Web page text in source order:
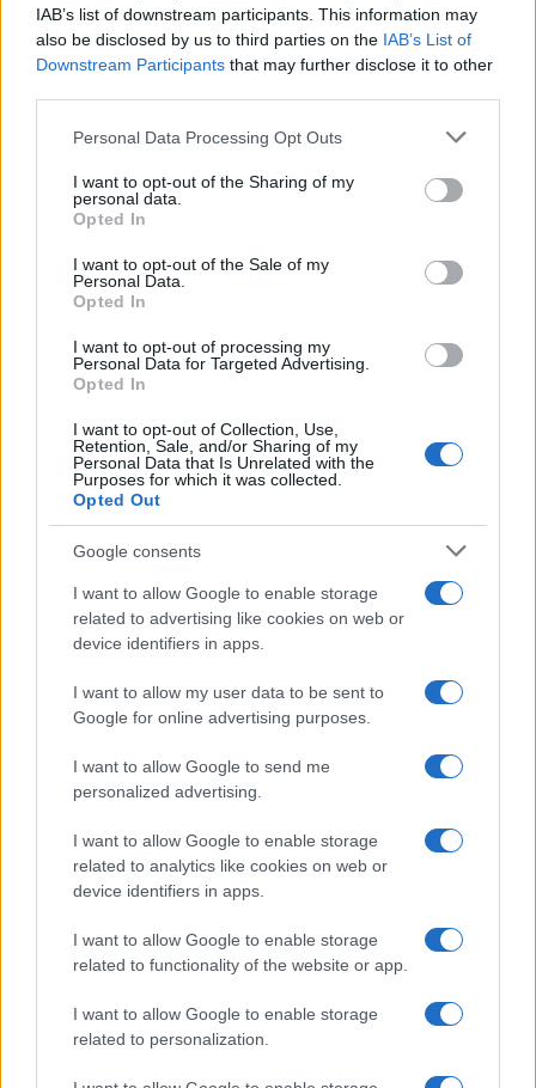
IAB’s list of downstream participants. This information may
also be disclosed by us to third parties on the IAB’s List of
Downstream Participants that may further disclose it to other
Please note that this website/app uses one or more Google
not limited to your visit or usage behaviour. You may click to
grant or deny consent to Google and its third-party tags to
use your data for below specified purposes in below Google
consent section.
Personal Data Processing Opt Outs
I want to opt-out of the Sharing of my
personal data.
Opted In
I want to opt-out of the Sale of my
Personal Data.
Opted In
I want to opt-out of processing my
Personal Data for Targeted Advertising.
Opted In
I want to opt-out of Collection, Use,
Retention, Sale, and/or Sharing of my
Personal Data that Is Unrelated with the
Purposes for which it was collected.
Opted Out
Google consents
I want to allow Google to enable storage
related to advertising like cookies on web or
device identifiers in apps.
I want to allow my user data to be sent to
Google for online advertising purposes.
I want to allow Google to send me
personalized advertising.
I want to allow Google to enable storage
related to analytics like cookies on web or
device identifiers in apps.
I want to allow Google to enable storage
related to functionality of the website or app.
I want to allow Google to enable storage
related to personalization.
Kultúra
Kihívások labirintusában
Országos hírek
évre elegendő erőforrásait
HÍRLEVÉL
E-mail cím
Feliratkozom a hírlevélre és elfogadom az
adatvédelmi
szabályzatot!
FELIRATKOZÁS
Open Orfű: mozgás, zene, közösség
megtelik élettel, sporttal és élményekkel!
Brandnyúl mini disco
Ilyen még nem volt: most a gyerkőcök bulizhatnak a Káptalan
Helyi hírek
Beindult az őszibarackszezon, szeptemberig élvezhetjük